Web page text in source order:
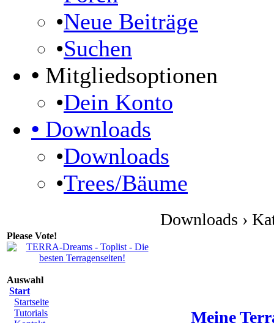
•Neue Beiträge
•Suchen
• Mitgliedsoptionen
•Dein Konto
• Downloads
•Downloads
•Trees/Bäume
Please Vote!
Auswahl
Start
Startseite
Tutorials
Downloads ›
Meine